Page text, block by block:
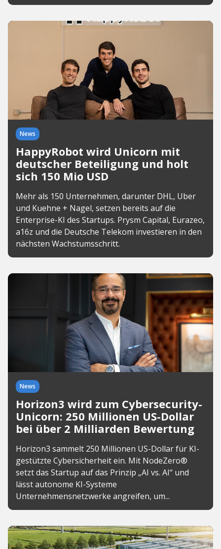
News
HappyRobot wird Unicorn mit
deutscher Beteiligung und holt
sich 150 Mio USD
Mehr als 150 Unternehmen, darunter DHL, Uber
und Kuehne + Nagel, setzen bereits auf die
Enterprise-KI des Startups. Prysm Capital, Eurazeo,
a16z und die Deutsche Telekom investieren in den
nächsten Wachstumsschritt.
News
Horizon3 wird zum Cybersecurity-
Unicorn: 250 Millionen US-Dollar
bei über 2 Milliarden Bewertung
Horizon3 sammelt 250 Millionen US-Dollar für KI-
gestützte Cybersicherheit ein. Mit NodeZero®
setzt das Startup auf das Prinzip „AI vs. AI“ und
lässt autonome KI-Systeme
Unternehmensnetzwerke angreifen, um...